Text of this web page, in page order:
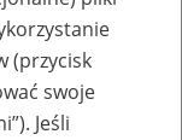
(przycisk
swoje
Jeśli